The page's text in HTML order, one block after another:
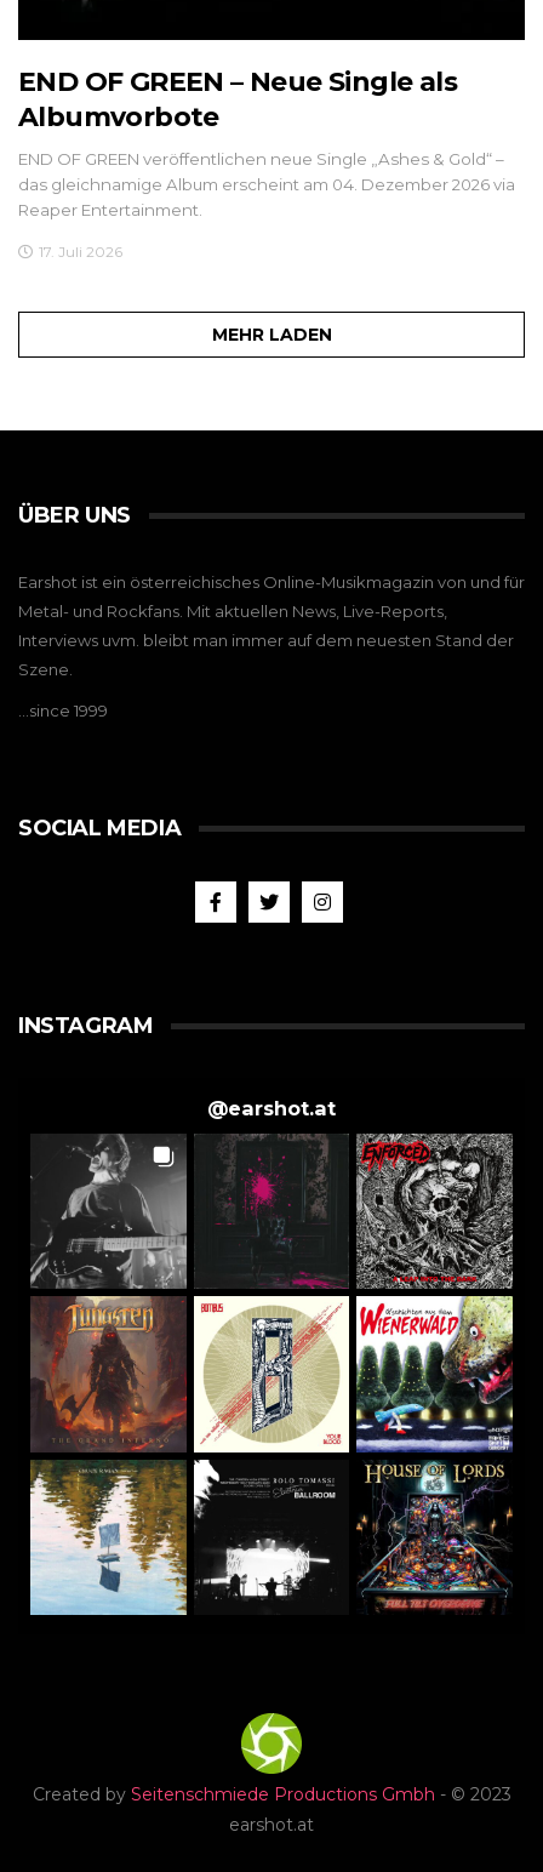
END OF GREEN – Neue Single als
Albumvorbote
END OF GREEN veröffentlichen neue Single „Ashes & Gold“ –
das gleichnamige Album erscheint am 04. Dezember 2026 via
Reaper Entertainment.
17. Juli 2026
MEHR LADEN
ÜBER UNS
Earshot ist ein österreichisches Online-Musikmagazin von und für
Metal- und Rockfans. Mit aktuellen News, Live-Reports,
Interviews uvm. bleibt man immer auf dem neuesten Stand der
Szene.
…since 1999
SOCIAL MEDIA
INSTAGRAM
@earshot.at
Created by Seitenschmiede Productions Gmbh - © 2023
earshot.at